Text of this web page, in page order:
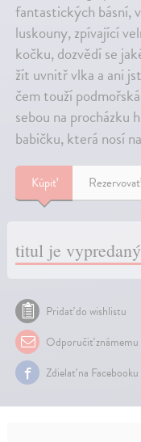
fantastických básní,
luskouny, zpívající
kočku, dozvědí se
žít uvnitř vlka a ani
čem touží
sebou na procházku
babičku, která nosí
Kúpiť
titul je vypredaný
Pridať do wishlistu
Odporučiť známemu
Zdielať na Facebooku